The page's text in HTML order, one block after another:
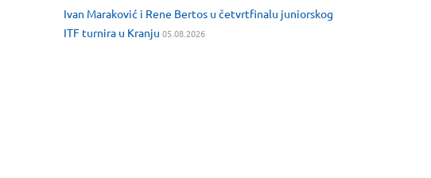
Ivan Maraković i Rene Bertos u četvrtfinalu juniorskog
ITF turnira u Kranju 05.08.2026